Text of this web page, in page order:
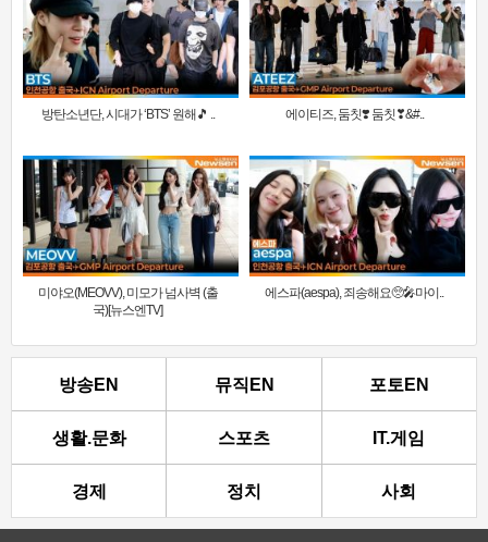
방탄소년단, 시대가 ‘BTS’ 원해🎵 .. 에이티즈, 둠칫❣️ 둠칫❣&#..
미야오(MEOVV), 미모가 넘사벽 (출
국)[뉴스엔TV]
에스파(aespa), 죄송해요🥺🎤마이..
방송EN 뮤직EN 포토EN
생활.문화 스포츠 IT.게임
경제 정치 사회